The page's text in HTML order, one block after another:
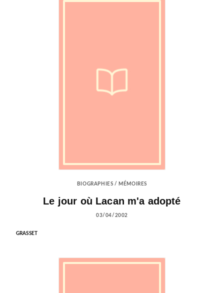
BIOGRAPHIES / MÉMOIRES
Le jour où Lacan m'a adopté
03/04/2002
GRASSET